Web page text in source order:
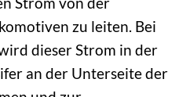
zu leiten. Bei
dieser Strom in der
an der Unterseite der